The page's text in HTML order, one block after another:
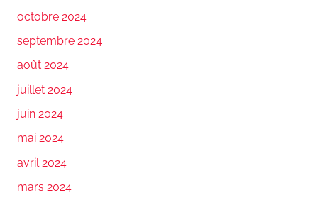
octobre 2024
septembre 2024
août 2024
juillet 2024
juin 2024
mai 2024
avril 2024
mars 2024